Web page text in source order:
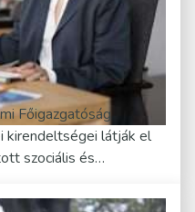
Főigazgatóság
kirendeltségei látják el
szociális és…